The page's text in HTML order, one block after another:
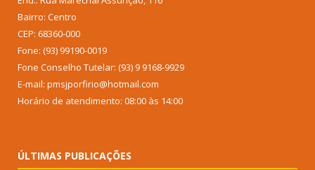
Bairro: Centro
CEP: 68360-000
Fone: (93) 99190-0019
Fone Conselho Tutelar: (93) 9 9168-9929
E-mail: pmsjporfirio@hotmail.com
Horário de atendimento: 08:00 às 14:00
ÚLTIMAS PUBLICAÇÕES